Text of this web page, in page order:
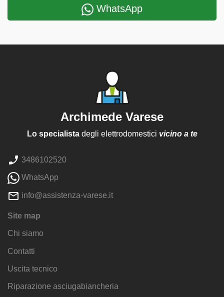
WhatsApp
Archimede Varese
Lo specialistadegli elettrodomestici vicino a te
3486102520
WhatsApp
info@assistenza-varese.it
Site map
Chi siamo
Contatti
Uscita tecnico
Riparazione asciugabiancheria